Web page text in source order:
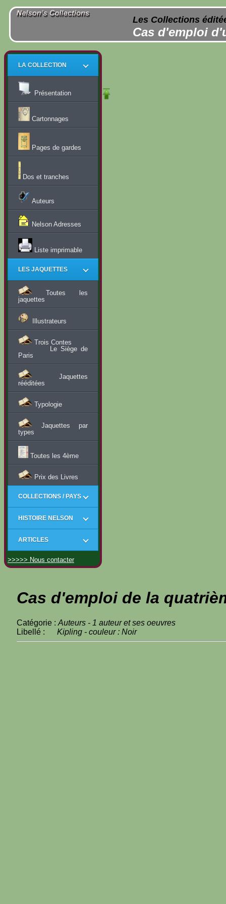
Les Collections
Cas d'emploi
LA COLLECTION
Présentation
Cartonnages
Pages de gardes
Dos et tranches
Auteurs
Nelson Adresses
Liste imprimable
LES JAQUETTES
Toutes les
jaquettes
Illustrateurs
Trois Contes
Le Siège de
Paris
Jaquettes
rééditées
Typologie
Jaquettes par
types
Toutes les 4ème
Prix des Livres
COLLECTIONS / PAYS
HISTOIRE NELSON
ARTICLES
>>>>> Nous contacter
Cas d'emploi de la
Catégorie : Auteurs - 1 auteur et ses oeuvres
Libellé : Kipling - couleur : Noir